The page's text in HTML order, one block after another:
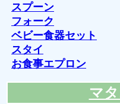
スプーン
フォーク
ベビー食器セット
スタイ
お食事エプロン
マ